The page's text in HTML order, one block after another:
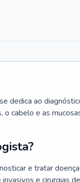
dedica ao
o cabelo e as
e tratar